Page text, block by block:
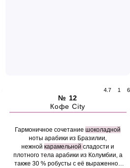
4.7 1 6
№ 12
Кофе City
Гармоничное сочетание шоколадной
ноты арабики из Бразилии,
нежной карамельной сладости и
плотного тела арабики из Колумбии, а
также 30 % робусты с её выраженной